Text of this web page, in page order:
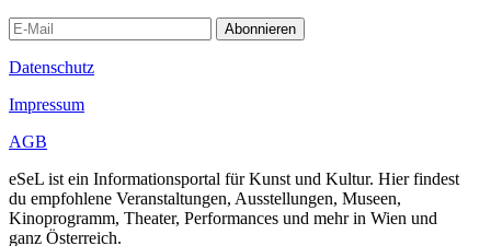
Abonnieren
Datenschutz
Impressum
AGB
eSeL ist ein Informationsportal für Kunst und Kultur. Hier findest
du empfohlene Veranstaltungen, Ausstellungen, Museen,
Kinoprogramm, Theater, Performances und mehr in Wien und
ganz Österreich.